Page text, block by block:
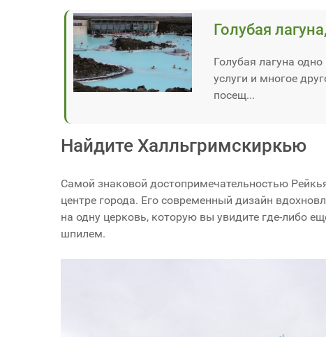
Голубая
Голубая лагуна
услуги и многое
посещ...
Найдите Халльгримскиркью
Самой знаковой достопримечательностью
центре города. Его современный дизайн
на одну церковь, которую вы увидите где-либо
шпилем.